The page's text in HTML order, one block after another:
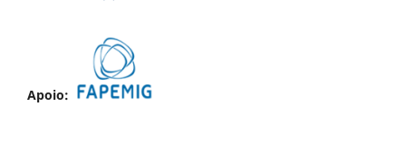
Apoio: